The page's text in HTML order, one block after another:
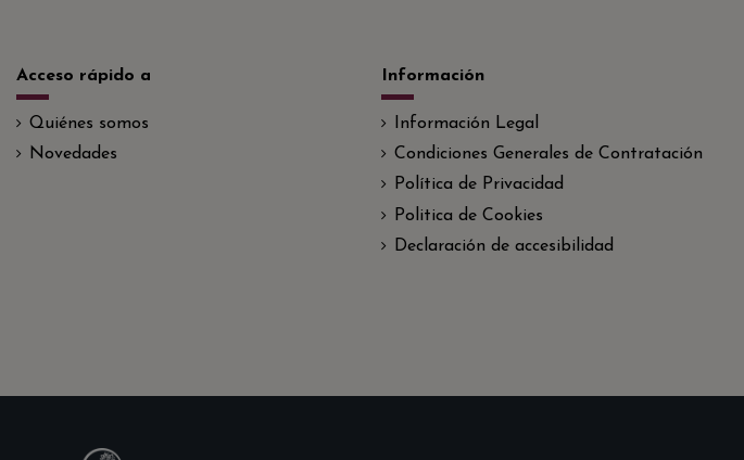
Acceso rápido a
Quiénes somos
Novedades
Información
Información Legal
Condiciones Generales de Contratación
Política de Privacidad
Politica de Cookies
Declaración de accesibilidad